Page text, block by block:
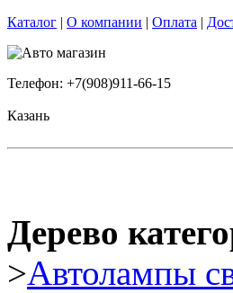
Каталог | О компании | Оплата |
Телефон: +7(908)911-66-15
Казань
Дерево
>Автолампы